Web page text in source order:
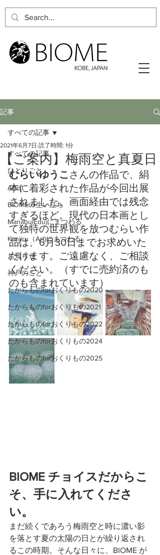
記事
すべての記事
ひとりごと
Artist
BIOMEの生い立ち
Manabu(Edu)にまつわる
Kanjiru（Art)にまつわる
お知らせ
神戸のこと
たからものforおくりもの2020
たからものforおくりもの2021
たからものforおくりもの2022
たからものforおくりもの2024
たからものforおくりもの2025
すべての記事
【ご案内】梅雨空と真夏日
2021年6月7日 読了時間: 1分
むらいゆうこ さんの作品で、絹
本に着彩された作品が今回出展
されました。画面経由では残念
すぎるほど。現代の日本画とし
て独特の世界観を放つむらい作
品は、6月30日までお求めいた
だけます。ご遠慮なく、ご相談
ください。（すでに売約済のも
のも含まれています）
BIOME チョイスだからこ
そ、手に入れてくださ
い。
まだ続くであろう梅雨空と時に濃い影
を落とす夏の太陽の日とが繰り返され
るこの時期。そんな日々に、BIOME が